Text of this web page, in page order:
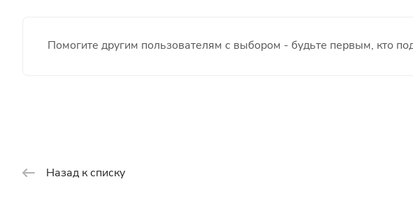
Помогите другим пользователям с выбором - будьте первым, кто
Назад к списку